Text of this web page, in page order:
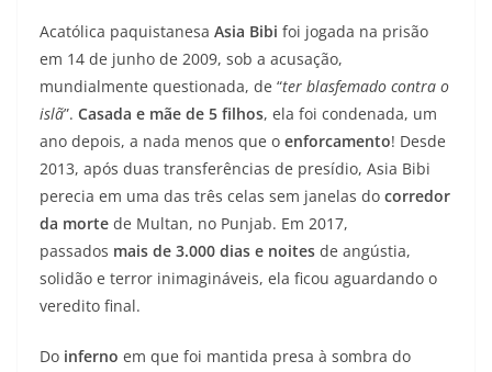
Acatólica paquistanesa Asia Bibi foi jogada na prisão
em 14 de junho de 2009, sob a acusação,
mundialmente questionada, de “ter blasfemado contra o
islã”. Casada e mãe de 5 filhos, ela foi condenada, um
ano depois, a nada menos que o enforcamento! Desde
2013, após duas transferências de presídio, Asia Bibi
perecia em uma das três celas sem janelas do corredor
da morte de Multan, no Punjab. Em 2017,
passados mais de 3.000 dias e noites de angústia,
solidão e terror inimagináveis, ela ficou aguardando o
veredito final.
Do inferno em que foi mantida presa à sombra do